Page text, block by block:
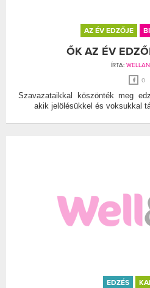
AZ ÉV EDZŐJE
ŐK AZ ÉV
ÍRTA:
0
Szavazataikkal köszönték meg
akik jelölésükkel és voksukkal
EDZÉS